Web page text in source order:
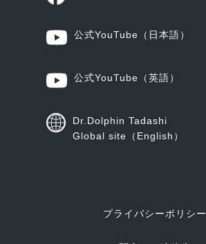
公式YouTube （日本語）
公式YouTube （英語）
Dr.Dolphin Tadashi
Global site（English）
プライバシーポリシー